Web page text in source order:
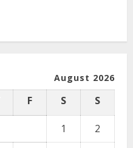
August 2026
F S S
1
2